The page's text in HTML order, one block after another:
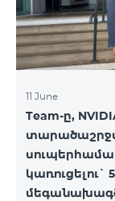
11 June
Team-ը,
կառուցելու`